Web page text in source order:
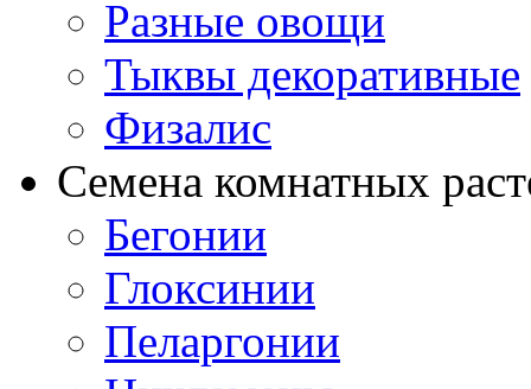
Разные овощи
Тыквы декоративные
Физалис
Семена комнатных
Бегонии
Глоксинии
Пеларгонии